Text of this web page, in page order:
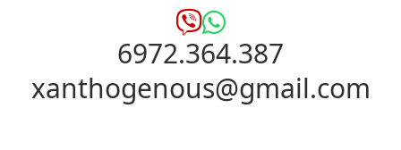
6972.364.387
xanthogenous@gmail.com